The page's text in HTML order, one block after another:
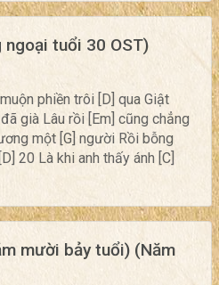
tuổi 30 OST)
phiền trôi [D] qua Giật
già Lâu rồi [Em] cũng chẳng
một [G] người Rồi bỗng
20 Là khi anh thấy ánh [C]
mười bảy tuổi) (Năm